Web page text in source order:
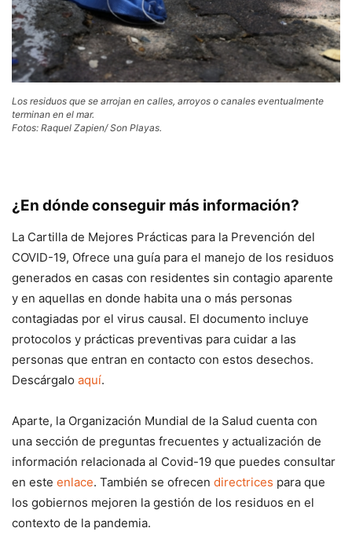
Los residuos que se arrojan en calles, arroyos o canales eventualmente
terminan en el mar.
Fotos: Raquel Zapien/ Son Playas.
¿En dónde conseguir más información?
La Cartilla de Mejores Prácticas para la Prevención del
COVID-19, Ofrece una guía para el manejo de los residuos
generados en casas con residentes sin contagio aparente
y en aquellas en donde habita una o más personas
contagiadas por el virus causal. El documento incluye
protocolos y prácticas preventivas para cuidar a las
personas que entran en contacto con estos desechos.
Descárgalo aquí.
Aparte, la Organización Mundial de la Salud cuenta con
una sección de preguntas frecuentes y actualización de
información relacionada al Covid-19 que puedes consultar
en este enlace. También se ofrecen directrices para que
los gobiernos mejoren la gestión de los residuos en el
contexto de la pandemia.